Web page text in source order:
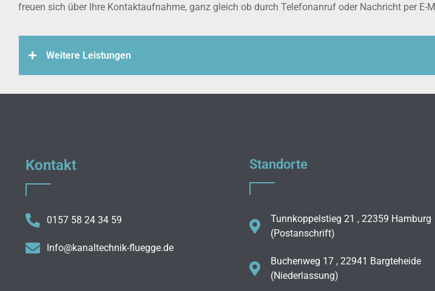
freuen sich über Ihre Kontaktaufnahme, ganz gleich ob durch Telefonanruf oder Nachricht per E-
Weitere Leistungen
Kontakt
0157 58 24 34 59
Info@kanaltechnik-fluegge.de
Standorte
Tunnkoppelstieg 21 , 22359 Hamburg
(Postanschrift)
Buchenweg 17 , 22941 Bargteheide
(Niederlassung)